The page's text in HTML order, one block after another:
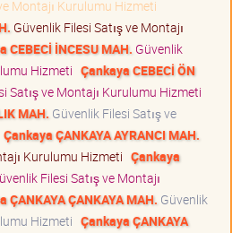
Montajı Kurulumu Hizmeti
Güvenlik Filesi Satış ve Montajı
CEBECİ İNCESU MAH. Güvenlik
Hizmeti Çankaya CEBECİ ÖN
Satış ve Montajı Kurulumu Hizmeti
MAH. Güvenlik Filesi Satış ve
Çankaya ÇANKAYA AYRANCI MAH.
Kurulumu Hizmeti Çankaya
Filesi Satış ve Montajı
ÇANKAYA ÇANKAYA MAH. Güvenlik
Hizmeti Çankaya ÇANKAYA